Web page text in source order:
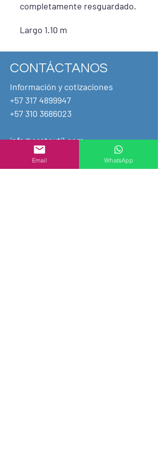
completamente resguardado.
Largo 1.10 m
CONTÁCTANOS
Información y cotizaciones
+57 317 4899947
+57 310 3686023
info@eratextil.com
Email WhatsApp